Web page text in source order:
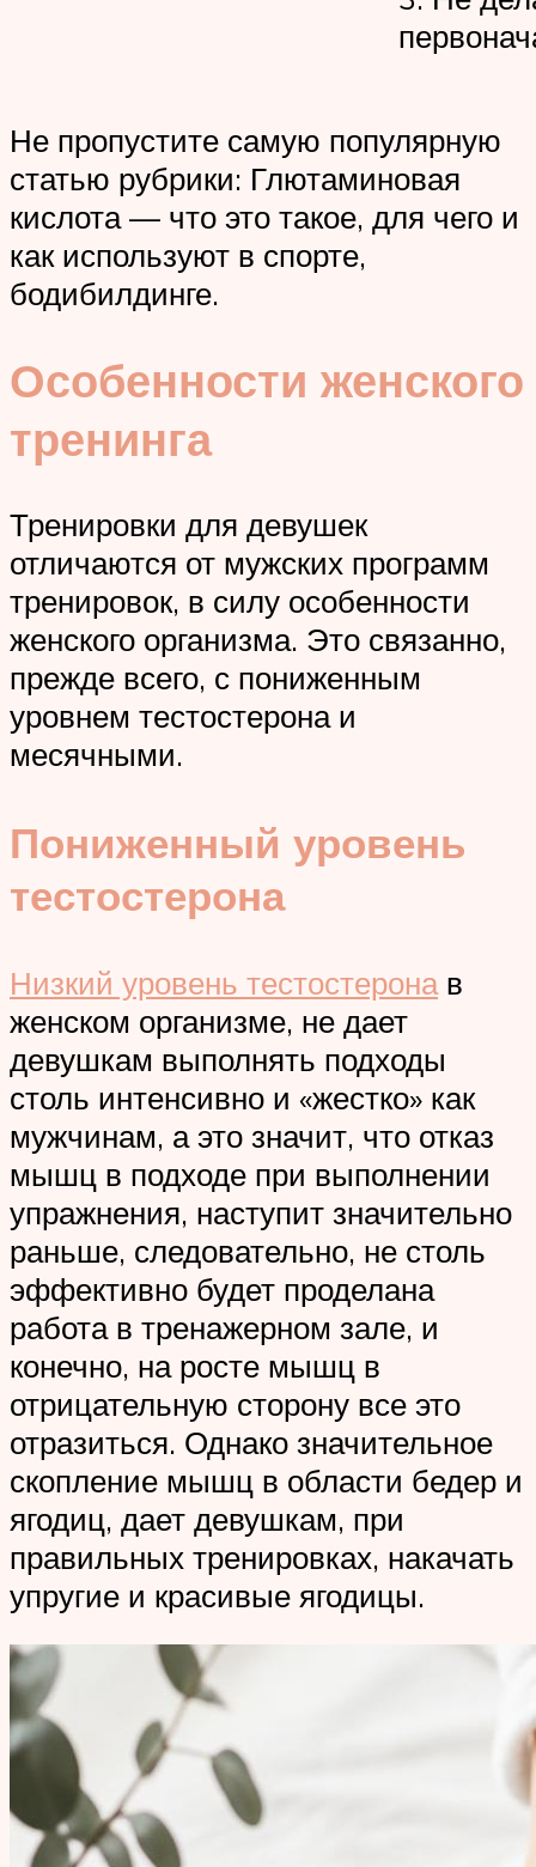
Не пропустите самую популярную
статью рубрики: Глютаминовая
кислота — что это такое, для чего и
как используют в спорте,
бодибилдинге.
Особенности женского
тренинга
Тренировки для девушек
отличаются от мужских программ
тренировок, в силу особенности
женского организма. Это связанно,
прежде всего, с пониженным
уровнем тестостерона и
месячными.
Пониженный уровень
тестостерона
Низкий уровень тестостеронав
женском организме, не дает
девушкам выполнять подходы
столь интенсивно и «жестко» как
мужчинам, а это значит, что отказ
мышц в подходе при выполнении
упражнения, наступит значительно
раньше, следовательно, не столь
эффективно будет проделана
работа в тренажерном зале, и
конечно, на росте мышц в
отрицательную сторону все это
отразиться. Однако значительное
скопление мышц в области бедер и
ягодиц, дает девушкам, при
правильных тренировках, накачать
упругие и красивые ягодицы.